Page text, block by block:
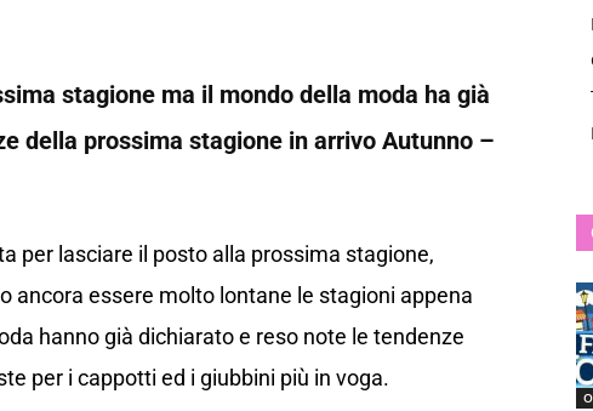
stagione ma il mondo della moda ha già
della prossima stagione in arrivo Autunno –
per lasciare il posto alla prossima stagione,
ancora essere molto lontane le stagioni appena
hanno già dichiarato e reso note le tendenze
per i cappotti ed i giubbini più in voga.